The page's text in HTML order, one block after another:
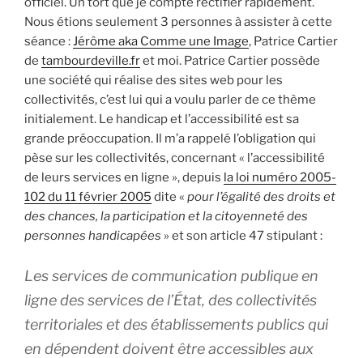
Nous étions seulement 3 personnes à assister à cette
séance :Jérôme aka Comme une Image, Patrice Cartier
de tambourdeville.fret moi. Patrice Cartier possède
une société qui réalise des sites web pour les
collectivités, c’est lui qui a voulu parler de ce thème
initialement. Le handicap et l’accessibilité est sa
grande préoccupation. Il m’a rappelé l’obligation qui
pèse sur les collectivités, concernant « l’accessibilité
de leurs services en ligne », depuis la loi numéro 2005-
102 du 11 février 2005 dite « pour l’égalité des droits et
des chances, la participation et la citoyenneté des
personnes handicapées » et son article 47 stipulant :
Les services de communication publique en
ligne des services de l’État, des collectivités
territoriales et des établissements publics qui
en dépendent doivent être accessibles aux